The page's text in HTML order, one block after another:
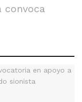
convoca